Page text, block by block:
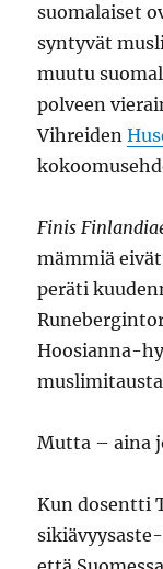
suomalaiset
syntyvät
muutu
polveen
Vihreiden
Finis
mämmiä
peräti
Hoosianna-
Mutta – aina
Kun dosentti